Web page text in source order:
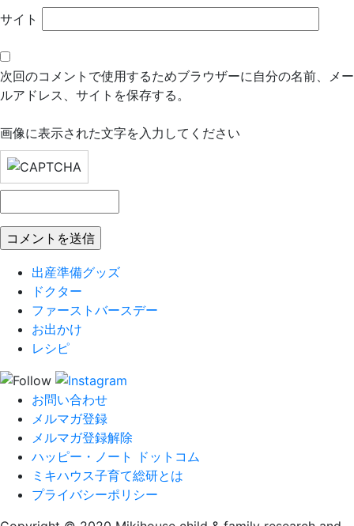
サイト
次回のコメントで使用するためブラウザーに自分の名前、メー
ルアドレス、サイトを保存する。
画像に表示された文字を入力してください
出産準備グッズ
ドクター
ファーストバースデー
お出かけ
レシピ
お問い合わせ
メルマガ登録
メルマガ登録解除
ハッピー・ノート ドットコム
ミキハウス子育て総研とは
プライバシーポリシー